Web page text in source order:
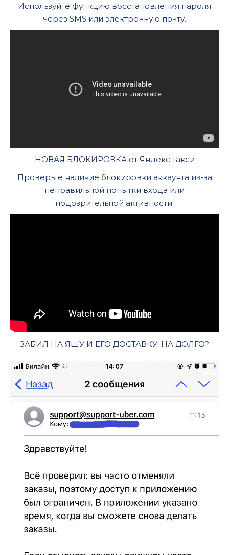
Используйте функцию восстановления пароля
через SMS или электронную почту.
НОВАЯ БЛОКИРОВКА от Яндекс такси
Проверьте наличие блокировки аккаунта из-за
неправильной попытки входа или
подозрительной активности.
ЗАБИЛ НА ЯШУ И ЕГО ДОСТАВКУ! НА ДОЛГО?